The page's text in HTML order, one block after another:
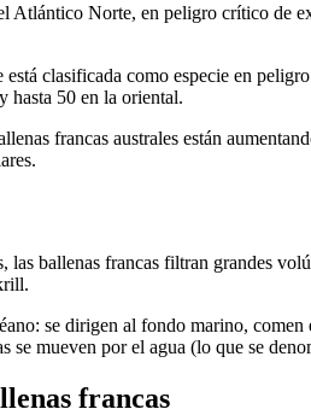
Atlántico Norte, en peligro crítico de
clasificada como especie en
hasta 50 en la oriental.
francas australes están
las ballenas francas filtran grandes
se dirigen al fondo marino,
se mueven por el agua (lo que se
francas